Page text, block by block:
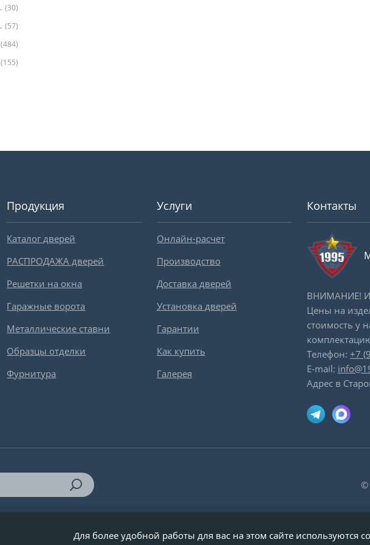
(30)
(57)
(484)
(155)
Продукция
Каталог дверей
РАСПРОДАЖА дверей
Решетки на окна
Гаражные ворота
Металлические ставни
Образцы отделки
Фурнитура
Услуги
Онлайн-расчет
Производство
Доставка дверей
Установка дверей
Гарантии
Как купить
Галерея
Контакты
ВНИМАНИЕ!
Цены на
стоимость у
Телефон: +7
E-mail:
Адрес в
©
Для более удобной работы для вас на этом сайте используются